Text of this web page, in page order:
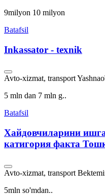
9milyon 10 milyon
Batafsil
Inkassator - texnik
Avto-xizmat, transport
5 mln dan 7 mln g..
Batafsil
Хайдовчиларини
катигория факта
Avto-xizmat, transport
5mln so'mdan..